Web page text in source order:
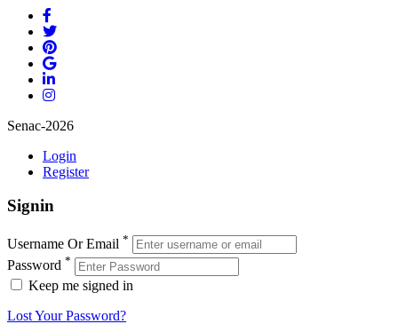
Senac-2026
Login
Register
Signin
Username Or Email *
Password *
Keep me signed in
Lost Your Password?